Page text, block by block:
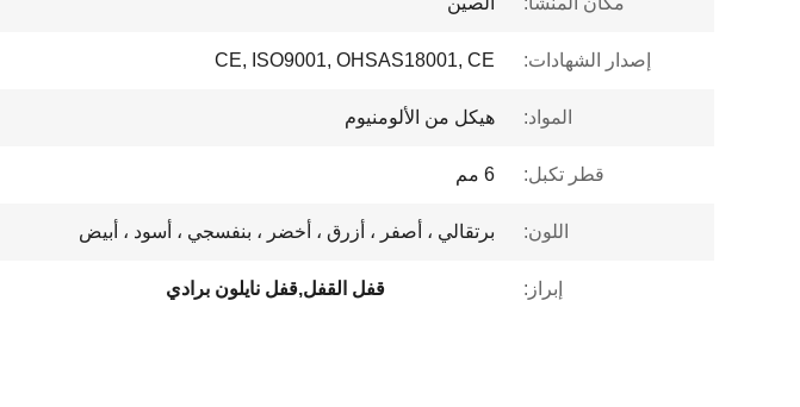
إصدار الشهادات: CE, ISO9001, OHSAS18001, CE
المواد: هيكل من الألومنيوم
قطر تكبل: 6 مم
اللون: برتقالي ، أصفر ، أزرق ، أخضر ، بنفسجي ، أسود ، أبيض
إبراز: قفل القفل,قفل نايلون برادي